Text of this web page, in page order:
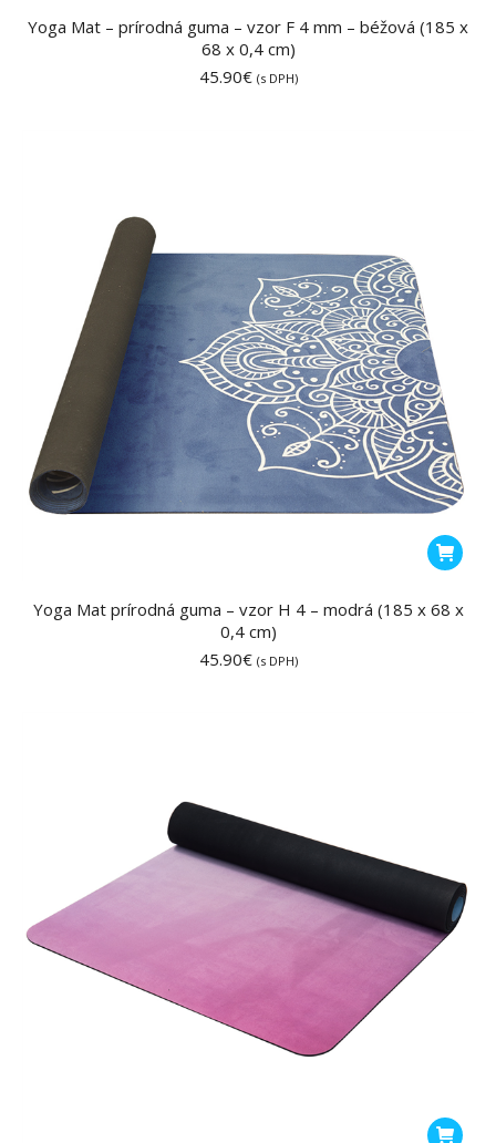
Yoga Mat – prírodná guma – vzor F 4 mm – béžová (185 x
68 x 0,4 cm)
45.90€ (s DPH)
Yoga Mat prírodná guma – vzor H 4 – modrá (185 x 68 x
0,4 cm)
45.90€ (s DPH)